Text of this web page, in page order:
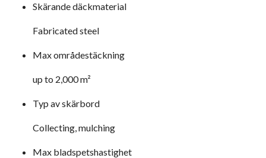
Skärande däckmaterial
Fabricated steel
Max områdestäckning
up to 2,000 m²
Typ av skärbord
Collecting, mulching
Max bladspetshastighet